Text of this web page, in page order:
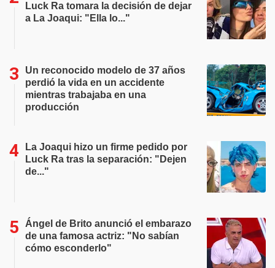
Luck Ra tomara la decisión de dejar
a La Joaqui: "Ella lo..."
Un reconocido modelo de 37 años
perdió la vida en un accidente
mientras trabajaba en una
producción
La Joaqui hizo un firme pedido por
Luck Ra tras la separación: "Dejen
de..."
Ángel de Brito anunció el embarazo
de una famosa actriz: "No sabían
cómo esconderlo"